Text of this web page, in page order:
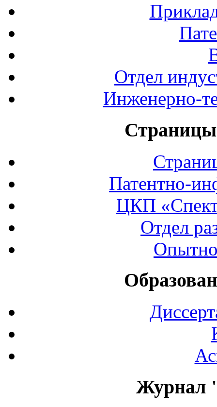
Отдел
Инженерно-
Страницы
Патентно-
ЦКП
Отдел
Журнал